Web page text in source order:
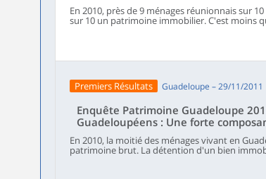
En 2010, près de 9 ménages réunionnais sur
sur 10 un patrimoine immobilier. C'est moins
s'expliquer par la jeunesse de la population et
Premiers Résultats Guadeloupe – 29/11/2011
Enquête Patrimoine Guadeloupe
Guadeloupéens : Une forte
En 2010, la moitié des ménages vivant en
patrimoine brut. La détention d'un bien
patrimoine des Guadeloupéens : la moitié des
patrimoine immobilier. Avec 64 % de